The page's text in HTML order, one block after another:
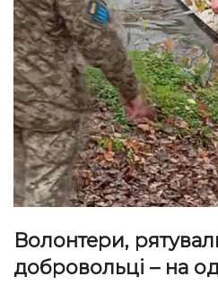
Волонтери,
добровольці – на